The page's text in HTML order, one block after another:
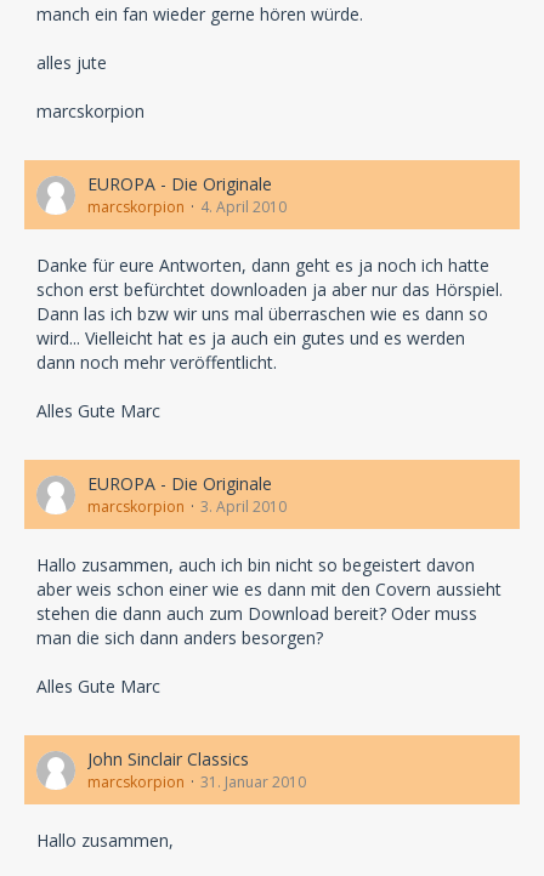
manch ein fan wieder gerne hören würde.
alles jute
marcskorpion
EUROPA - Die Originale
marcskorpion 4. April 2010
Danke für eure Antworten, dann geht es ja noch ich hatte
schon erst befürchtet downloaden ja aber nur das Hörspiel.
Dann las ich bzw wir uns mal überraschen wie es dann so
wird... Vielleicht hat es ja auch ein gutes und es werden
dann noch mehr veröffentlicht.
Alles Gute Marc
EUROPA - Die Originale
marcskorpion 3. April 2010
Hallo zusammen, auch ich bin nicht so begeistert davon
aber weis schon einer wie es dann mit den Covern aussieht
stehen die dann auch zum Download bereit? Oder muss
man die sich dann anders besorgen?
Alles Gute Marc
John Sinclair Classics
marcskorpion 31. Januar 2010
Hallo zusammen,